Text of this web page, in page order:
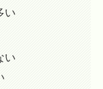
い
い